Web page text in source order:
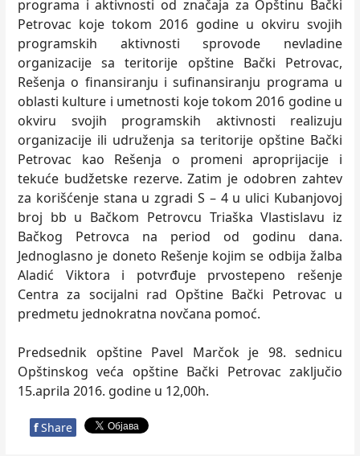
programa i aktivnosti od značaja za Opštinu Bački
Petrovac koje tokom 2016 godine u okviru svojih
programskih aktivnosti sprovode nevladine
organizacije sa teritorije opštine Bački Petrovac,
Rešenja o finansiranju i sufinansiranju programa u
oblasti kulture i umetnosti koje tokom 2016 godine u
okviru svojih programskih aktivnosti realizuju
organizacije ili udruženja sa teritorije opštine Bački
Petrovac kao Rešenja o promeni aproprijacije i
tekuće budžetske rezerve. Zatim je odobren zahtev
za korišćenje stana u zgradi S – 4 u ulici Kubanjovoj
broj bb u Bačkom Petrovcu Triaška Vlastislavu iz
Bačkog Petrovca na period od godinu dana.
Jednoglasno je doneto Rešenje kojim se odbija žalba
Aladić Viktora i potvrđuje prvostepeno rešenje
Centra za socijalni rad Opštine Bački Petrovac u
predmetu jednokratna novčana pomoć.
Predsednik opštine Pavel Marčok je 98. sednicu
Opštinskog veća opštine Bački Petrovac zaključio
15.aprila 2016. godine u 12,00h.
f Share